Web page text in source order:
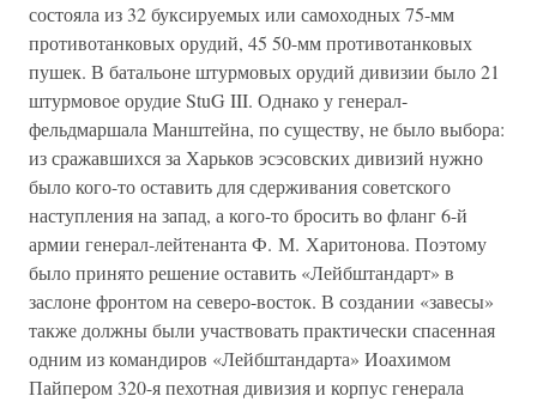
состояла из 32 буксируемых или самоходных 75-мм
противотанковых орудий, 45 50-мм противотанковых
пушек. В батальоне штурмовых орудий дивизии было 21
штурмовое орудие StuG III. Однако у генерал-
фельдмаршала Манштейна, по существу, не было выбора:
из сражавшихся за Харьков эсэсовских дивизий нужно
было кого-то оставить для сдерживания советского
наступления на запад, а кого-то бросить во фланг 6-й
армии генерал-лейтенанта Ф. М. Харитонова. Поэтому
было принято решение оставить «Лейбштандарт» в
заслоне фронтом на северо-восток. В создании «завесы»
также должны были участвовать практически спасенная
одним из командиров «Лейбштандарта» Иоахимом
Пайпером 320-я пехотная дивизия и корпус генерала